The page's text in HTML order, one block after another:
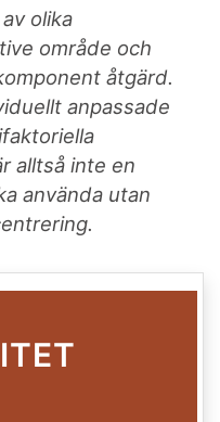
olika
område och
åtgärd.
anpassade
alltså inte en
använda utan
.